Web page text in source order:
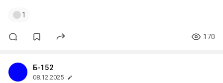
1
170
Б-152
08.12.2025